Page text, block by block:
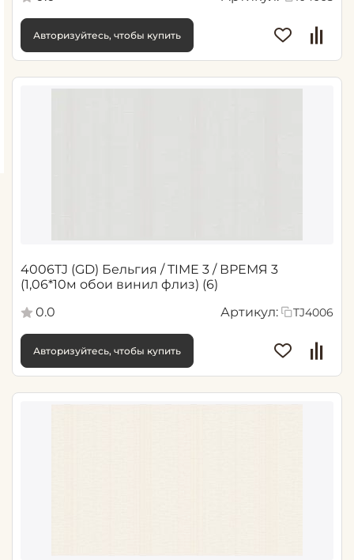
Авторизуйтесь, чтобы купить
4006TJ (GD) Бельгия / TIME 3 / ВРЕМЯ 3
(1,06*10м обои винил флиз) (6)
0.0
Артикул: TJ4006
Авторизуйтесь, чтобы купить